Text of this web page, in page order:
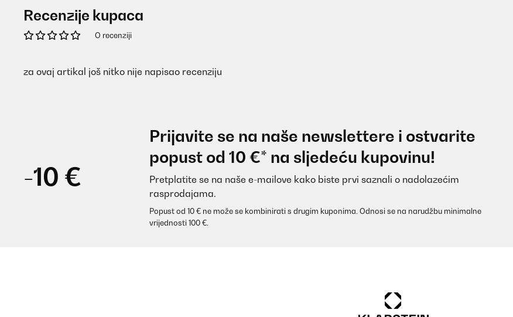
Recenzije kupaca
O recenziji
za ovaj artikal još nitko nije napisao recenziju
-10 €
Prijavite se na naše newslettere i ostvarite
popust od 10 €* na sljedeću kupovinu!
Pretplatite se na naše e-mailove kako biste prvi saznali o nadolazećim
rasprodajama.
Popust od 10 € ne može se kombinirati s drugim kuponima. Odnosi se na narudžbu minimalne
vrijednosti 100 €.